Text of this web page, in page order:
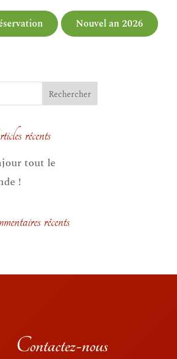
Nouvel an 2026
récents
tout le
!
récents
Contactez-nous